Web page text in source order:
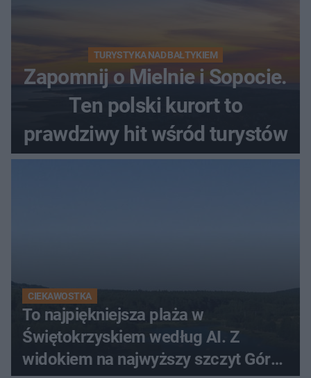
TURYSTYKA NAD BAŁTYKIEM
Zapomnij o Mielnie i Sopocie.
Ten polski kurort to
prawdziwy hit wśród turystów
CIEKAWOSTKA
To najpiękniejsza plaża w
Świętokrzyskiem według AI. Z
widokiem na najwyższy szczyt Gór